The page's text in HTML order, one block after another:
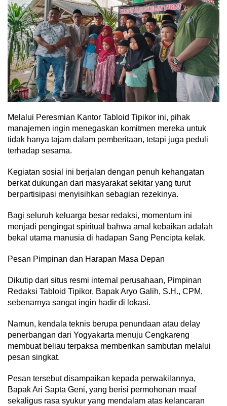
Melalui Peresmian Kantor Tabloid Tipikor ini, pihak
manajemen ingin menegaskan komitmen mereka untuk
tidak hanya tajam dalam pemberitaan, tetapi juga peduli
terhadap sesama.
Kegiatan sosial ini berjalan dengan penuh kehangatan
berkat dukungan dari masyarakat sekitar yang turut
berpartisipasi menyisihkan sebagian rezekinya.
Bagi seluruh keluarga besar redaksi, momentum ini
menjadi pengingat spiritual bahwa amal kebaikan adalah
bekal utama manusia di hadapan Sang Pencipta kelak.
Pesan Pimpinan dan Harapan Masa Depan
Dikutip dari situs resmi internal perusahaan, Pimpinan
Redaksi Tabloid Tipikor, Bapak Aryo Galih, S.H., CPM,
sebenarnya sangat ingin hadir di lokasi.
Namun, kendala teknis berupa penundaan atau delay
penerbangan dari Yogyakarta menuju Cengkareng
membuat beliau terpaksa memberikan sambutan melalui
pesan singkat.
Pesan tersebut disampaikan kepada perwakilannya,
Bapak Ari Sapta Geni, yang berisi permohonan maaf
sekaligus rasa syukur yang mendalam atas kelancaran